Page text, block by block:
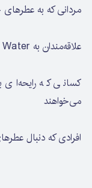
مردانی که به
علاقه‌مندان به Creed Silver Mountain Water
کسانی که رایحه‌ای
می‌خواهند
افرادی که دنبال